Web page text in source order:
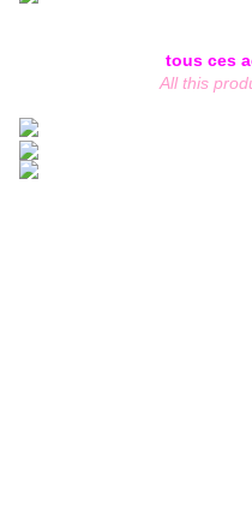
tous ces
All this